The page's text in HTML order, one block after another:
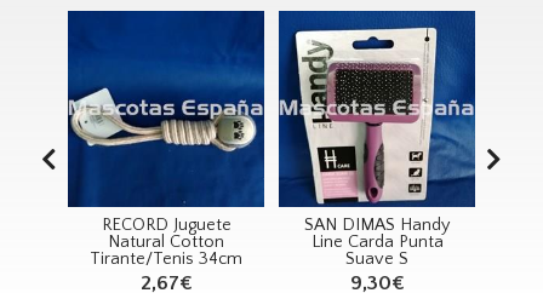
SAN DIMAS Handy
Line Carda Punta
Suave S
9,30€
SAN DIMAS Spayk
Rastrillo Cabezal
Flotante 20 Dientes
13,05€